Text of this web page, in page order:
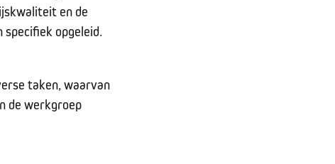
en de
opgeleid.
taken, waarvan
de werkgroep